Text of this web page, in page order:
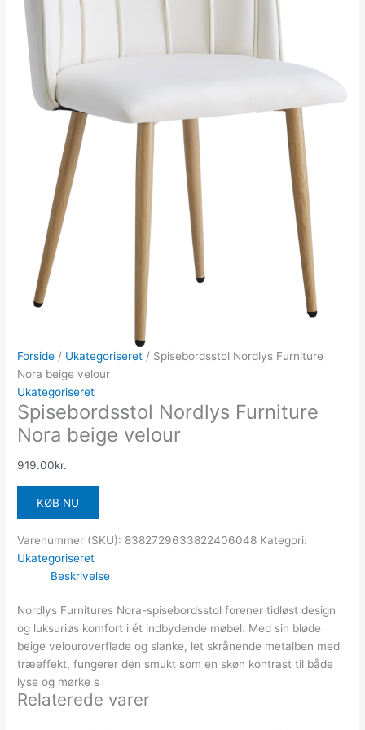
Forside / Ukategoriseret / Spisebordsstol Nordlys Furniture
Nora beige velour
Ukategoriseret
Spisebordsstol Nordlys Furniture
Nora beige velour
919.00kr.
KØB NU
Varenummer (SKU): 8382729633822406048 Kategori:
Ukategoriseret
Beskrivelse
Nordlys Furnitures Nora-spisebordsstol forener tidløst design
og luksuriøs komfort i ét indbydende møbel. Med sin bløde
beige velouroverflade og slanke, let skrånende metalben med
træeffekt, fungerer den smukt som en skøn kontrast til både
lyse og mørke s
Relaterede varer